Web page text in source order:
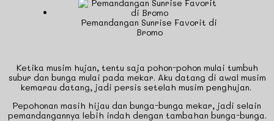
Pemandangan Sunrise Favorit di
Bromo
Ketika musim hujan, tentu saja pohon-pohon mulai tumbuh
subur dan bunga mulai pada mekar. Aku datang di awal musim
kemarau datang, jadi persis setelah musim penghujan.
Pepohonan masih hijau dan bunga-bunga mekar, jadi selain
pemandangannya lebih indah dengan tambahan bunga-bunga.